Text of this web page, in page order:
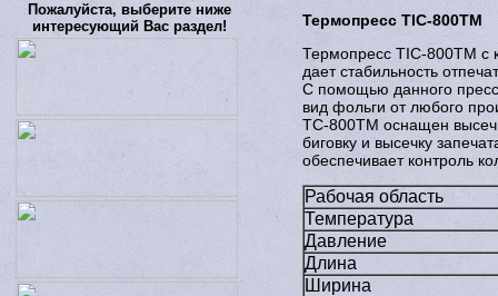
Пожалуйста, выберите ниже
интересующий Вас раздел!
Термопресс TIC-800TM
Термопресс TIC-800TM с
дает стабильность
С помощью данного
вид фольги от любого
TC-800TM оснащен
биговку и высечку
обеспечивает контроль
Рабочая область
Температура
Давление
Длина
Ширина